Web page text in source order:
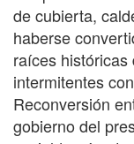
de cubierta,
haberse
raíces
intermitentes
Reconversión
gobierno del